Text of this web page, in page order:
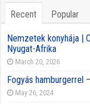
Recent Popular
Nemzetek konyhája |
Nyugat-Afrika
March 20, 2026
Fogyás hamburgerrel
May 26, 2024